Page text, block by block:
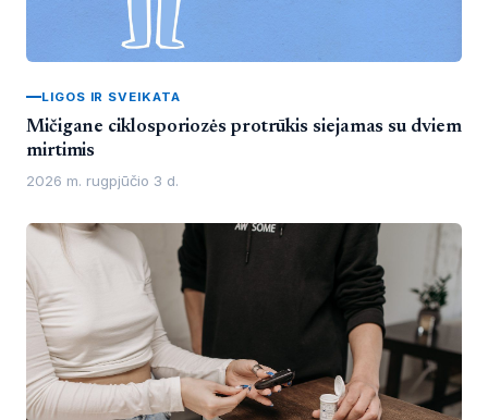
LIGOS IR SVEIKATA
Mičigane ciklosporiozės protrūkis siejamas su dviem
mirtimis
2026 m. rugpjūčio 3 d.